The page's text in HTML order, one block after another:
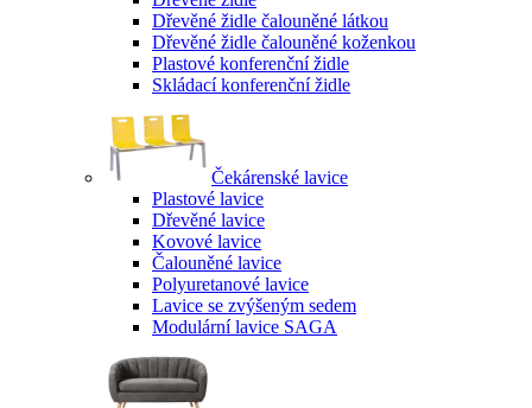
Dřevěné židle čalouněné látkou
Dřevěné židle čalouněné koženkou
Plastové konferenční židle
Skládací konferenční židle
Čekárenské lavice
Plastové lavice
Dřevěné lavice
Kovové lavice
Čalouněné lavice
Polyuretanové lavice
Lavice se zvýšeným sedem
Modulární lavice SAGA